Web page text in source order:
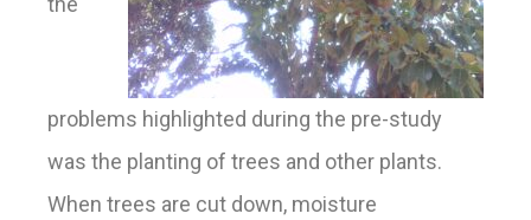
problems highlighted during the pre-study
was the planting of trees and other plants.
When trees are cut down, moisture